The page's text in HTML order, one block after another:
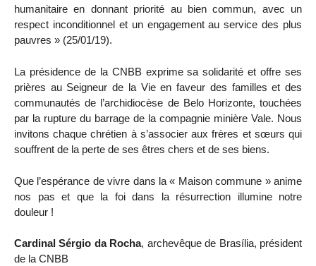
humanitaire en donnant priorité au bien commun, avec un
respect inconditionnel et un engagement au service des plus
pauvres » (25/01/19).
La présidence de la CNBB exprime sa solidarité et offre ses
prières au Seigneur de la Vie en faveur des familles et des
communautés de l’archidiocèse de Belo Horizonte, touchées
par la rupture du barrage de la compagnie minière Vale. Nous
invitons chaque chrétien à s’associer aux frères et sœurs qui
souffrent de la perte de ses êtres chers et de ses biens.
Que l’espérance de vivre dans la « Maison commune » anime
nos pas et que la foi dans la résurrection illumine notre
douleur !
Cardinal Sérgio da Rocha, archevêque de Brasília, président
de la CNBB